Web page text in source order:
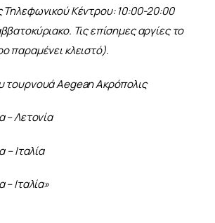
Τηλεφωνικού Κέντρου: 10:00-20:00
Τις επίσημες αργίες το
παραμένει κλειστό).
τουρνουά Aegean Ακρόπολις
– Λετονία
– Ιταλία
Ιταλία»